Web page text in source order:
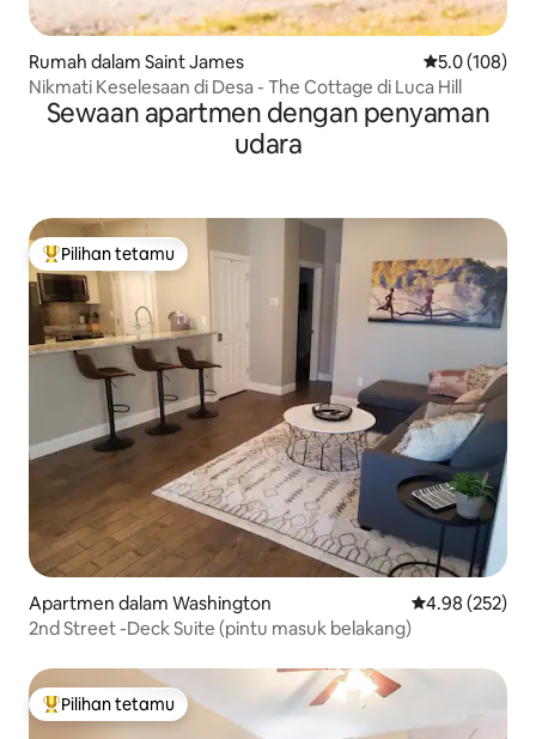
Rumah dalam Saint James Penarafan
5.0 (108)
Nikmati Keselesaan di Desa - The Cottage di Luca Hill
Sewaan apartmen dengan penyaman
udara
Pilihan utama tetamu
Pilihan tetamu
Apartmen dalam Washington Penarafan
4.98 (252)
2nd Street -Deck Suite (pintu masuk belakang)
Pilihan utama tetamu
Pilihan tetamu